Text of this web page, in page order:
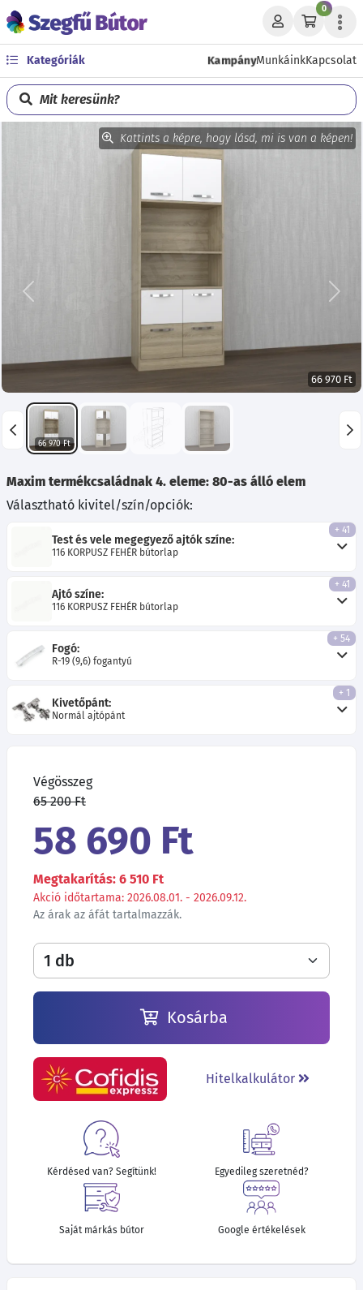
0
Kategóriák KampányMunkáinkKapcsolat
Mit keresünk?
Kattints a képre, hogy lásd, mi is van a képen!
66 970 Ft
Előző
66 970 Ft
Maxim termékcsaládnak 4. eleme: 80-as álló elem
Választható kivitel/szín/opciók:
Test és vele megegyező ajtók színe:
116 KORPUSZ FEHÉR bútorlap
+ 41
Ajtó színe:
116 KORPUSZ FEHÉR bútorlap
+ 41
Fogó:
R-19 (9,6) fogantyú
+ 54
Kivetőpánt:
Normál ajtópánt
+ 1
Végösszeg
65 200 Ft
58 690 Ft
Megtakarítás: 6 510 Ft
Akció időtartama: 2026.08.01. - 2026.09.12.
Az árak az áfát tartalmazzák.
Kosárba
Hitelkalkulátor
Kérdésed van? Segítünk! Egyedileg szeretnéd?
Saját márkás bútor Google értékelések